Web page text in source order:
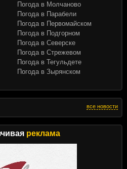
все новости
реклама
Погода в Молчаново
Погода в Парабели
Погода в Первомайском
Погода в Подгорном
Погода в Северске
Погода в Стрежевом
Погода в Тегульдете
Погода в Зырянском